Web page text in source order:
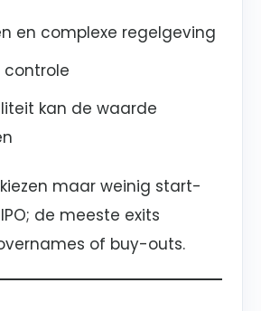
en complexe regelgeving
controle
kan de waarde
maar weinig start-
de meeste exits
of buy-outs.